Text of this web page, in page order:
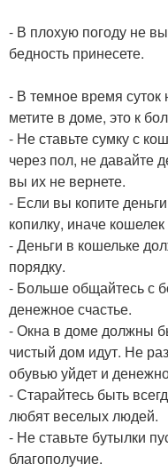
- В плохую погоду не
бедность принесете.
- В темное время суток
метите в доме, это к
- Не ставьте сумку с
через пол, не давайте
вы их не вернете.
- Если вы копите
копилку, иначе
- Деньги в кошельке
порядку.
- Больше общайтесь с
денежное счастье.
- Окна в доме должны
чистый дом идут. Не
обувью уйдет и
- Старайтесь быть
любят веселых людей.
- Не ставьте бутылки
благополучие.